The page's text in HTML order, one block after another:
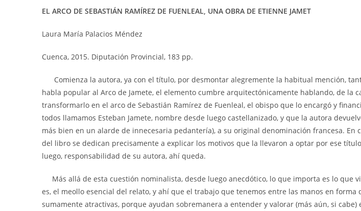
EL ARCO DE SEBASTIÁN RAMÍREZ DE FUENLEAL, UNA OBRA DE ETIENNE JAMET
Laura María Palacios Méndez
Cuenca, 2015. Diputación Provincial, 183 pp.
Comienza la autora, ya con el título, por desmontar alegremente la habitual mención,
habla popular al Arco de Jamete, el elemento cumbre arquitectónicamente hablando, de la
transformarlo en el arco de Sebastián Ramírez de Fuenleal, el obispo que lo encargó y
todos llamamos Esteban Jamete, nombre desde luego castellanizado, y que la autora
más bien en un alarde de innecesaria pedantería), a su original denominación francesa. En
del libro se dedican precisamente a explicar los motivos que la llevaron a optar por ese
luego, responsabilidad de su autora, ahí queda.
Más allá de esta cuestión nominalista, desde luego anecdótico, lo que importa es lo que
es, el meollo esencial del relato, y ahí que el trabajo que tenemos entre las manos en
sumamente atractivas, porque ayudan sobremanera a entender y valorar (más aún, si